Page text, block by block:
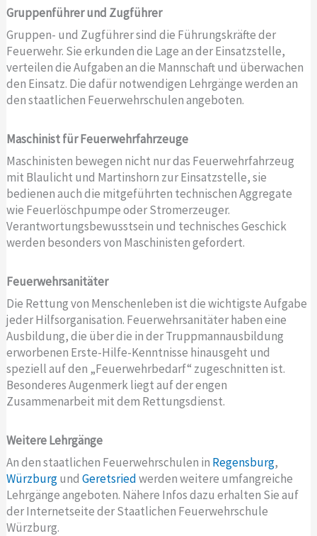
Gruppenführer und Zugführer
Gruppen- und Zugführer sind die Führungskräfte der
Feuerwehr. Sie erkunden die Lage an der Einsatzstelle,
verteilen die Aufgaben an die Mannschaft und überwachen
den Einsatz. Die dafür notwendigen Lehrgänge werden an
den staatlichen Feuerwehrschulen angeboten.
Maschinist für Feuerwehrfahrzeuge
Maschinisten bewegen nicht nur das Feuerwehrfahrzeug
mit Blaulicht und Martinshorn zur Einsatzstelle, sie
bedienen auch die mitgeführten technischen Aggregate
wie Feuerlöschpumpe oder Stromerzeuger.
Verantwortungsbewusstsein und technisches Geschick
werden besonders von Maschinisten gefordert.
Feuerwehrsanitäter
Die Rettung von Menschenleben ist die wichtigste Aufgabe
jeder Hilfsorganisation. Feuerwehrsanitäter haben eine
Ausbildung, die über die in der Truppmannausbildung
erworbenen Erste-Hilfe-Kenntnisse hinausgeht und
speziell auf den „Feuerwehrbedarf“ zugeschnitten ist.
Besonderes Augenmerk liegt auf der engen
Zusammenarbeit mit dem Rettungsdienst.
Weitere Lehrgänge
An den staatlichen Feuerwehrschulen in Regensburg,
WürzburgundGeretsriedwerden weitere umfangreiche
Lehrgänge angeboten. Nähere Infos dazu erhalten Sie auf
der Internetseite der Staatlichen Feuerwehrschule
Würzburg.